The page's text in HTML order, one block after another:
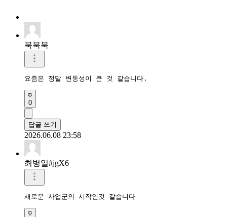
북북북
요즘은 정말 변동성이 큰 것 같습니다.
0
답글 쓰기
2026.06.08 23:58
최병일#jgX6
새로운 사업군의 시작인것 같습니다